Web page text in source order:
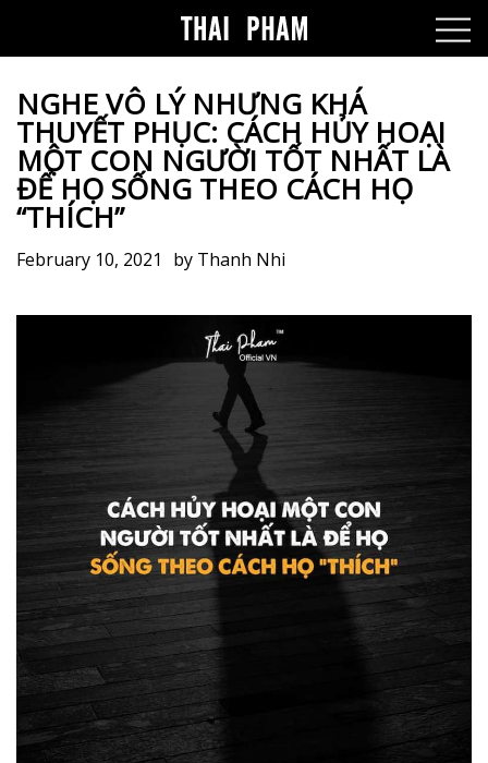
NGHE VÔ LÝ NHƯNG KHÁ
THUYẾT PHỤC: CÁCH HỦY HOẠI
MỘT CON NGƯỜI TỐT NHẤT LÀ
ĐỂ HỌ SỐNG THEO CÁCH HỌ
“THÍCH”
February 10, 2021 by Thanh Nhi